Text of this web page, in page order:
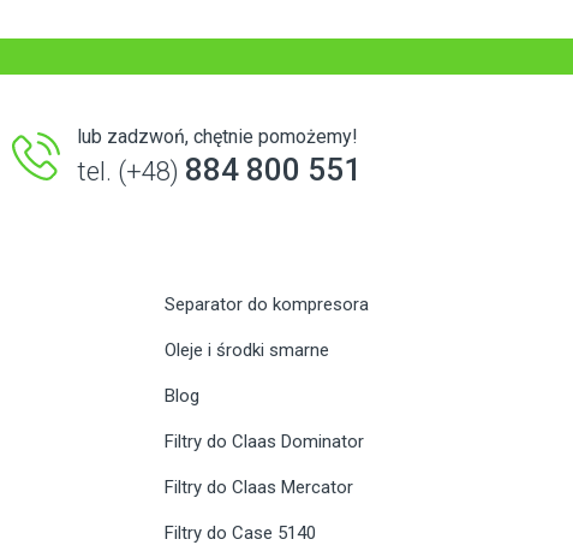
lub zadzwoń, chętnie pomożemy!
tel. (+48) 884 800 551
Separator do kompresora
Oleje i środki smarne
Blog
Filtry do Claas Dominator
Filtry do Claas Mercator
Filtry do Case 5140